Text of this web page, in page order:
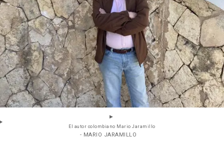
El autor colombiano Mario Jaramillo
- MARIO JARAMILLO